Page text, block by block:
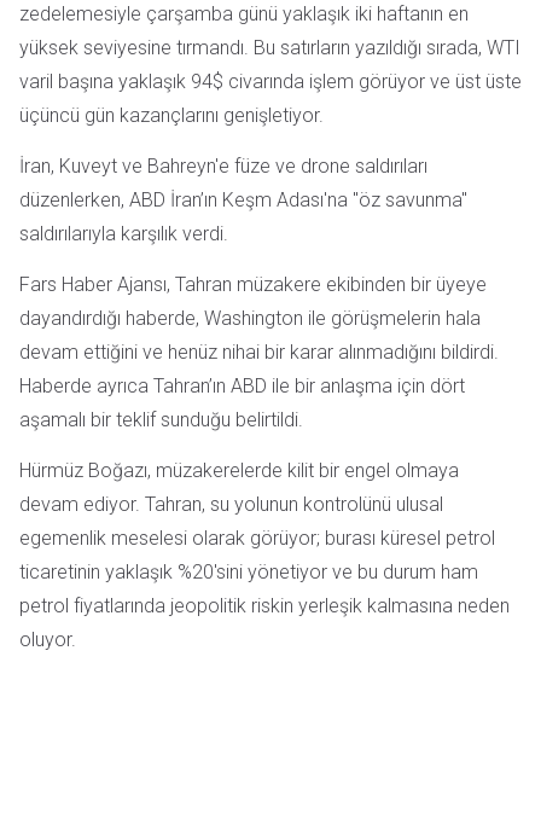
zedelemesiyle çarşamba günü yaklaşık iki haftanın en
yüksek seviyesine tırmandı. Bu satırların yazıldığı sırada, WTI
varil başına yaklaşık 94$ civarında işlem görüyor ve üst üste
üçüncü gün kazançlarını genişletiyor.
İran, Kuveyt ve Bahreyn'e füze ve drone saldırıları
düzenlerken, ABD İran’ın Keşm Adası'na "öz savunma"
saldırılarıyla karşılık verdi.
Fars Haber Ajansı, Tahran müzakere ekibinden bir üyeye
dayandırdığı haberde, Washington ile görüşmelerin hala
devam ettiğini ve henüz nihai bir karar alınmadığını bildirdi.
Haberde ayrıca Tahran’ın ABD ile bir anlaşma için dört
aşamalı bir teklif sunduğu belirtildi.
Hürmüz Boğazı, müzakerelerde kilit bir engel olmaya
devam ediyor. Tahran, su yolunun kontrolünü ulusal
egemenlik meselesi olarak görüyor; burası küresel petrol
ticaretinin yaklaşık %20'sini yönetiyor ve bu durum ham
petrol fiyatlarında jeopolitik riskin yerleşik kalmasına neden
oluyor.